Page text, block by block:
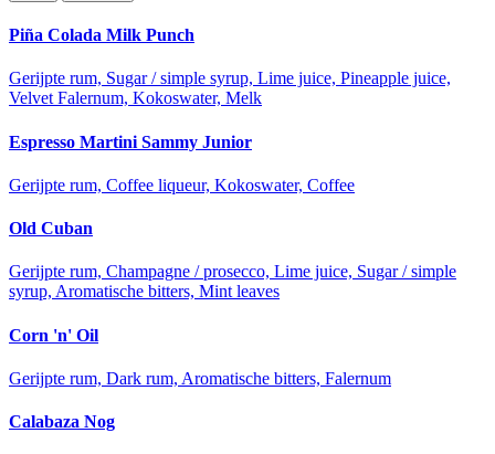
Piña Colada Milk Punch
Gerijpte rum, Sugar / simple syrup, Lime juice, Pineapple juice,
Velvet Falernum, Kokoswater, Melk
Espresso Martini Sammy Junior
Gerijpte rum, Coffee liqueur, Kokoswater, Coffee
Old Cuban
Gerijpte rum, Champagne / prosecco, Lime juice, Sugar / simple
syrup, Aromatische bitters, Mint leaves
Corn 'n' Oil
Gerijpte rum, Dark rum, Aromatische bitters, Falernum
Calabaza Nog